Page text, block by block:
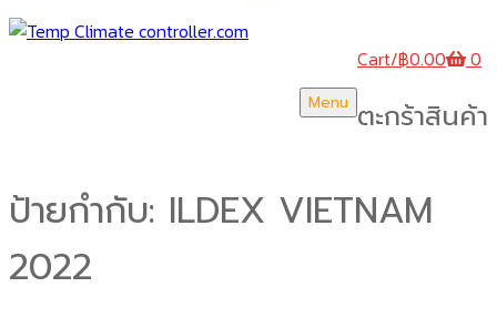
Menu
Cart/฿0.00 0
ตะกร้าสินค้า
ป้ายกำกับ: ILDEX VIETNAM
2022